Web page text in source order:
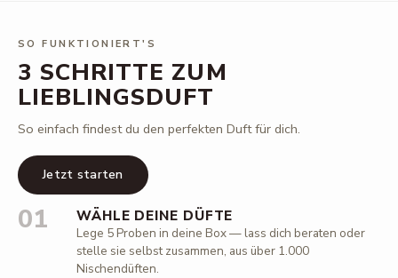
SO FUNKTIONIERT'S
3 SCHRITTE ZUM
LIEBLINGSDUFT
So einfach findest du den perfekten Duft für dich.
Jetzt starten
01 WÄHLE DEINE DÜFTE
Lege 5 Proben in deine Box — lass dich beraten oder
stelle sie selbst zusammen, aus über 1.000
Nischendüften.